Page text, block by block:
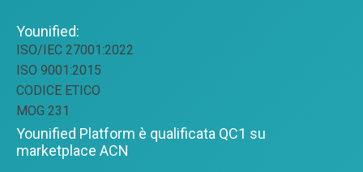
Younified:
ISO/IEC 27001:2022
ISO 9001:2015
CODICE ETICO
MOG 231
Younified Platform è qualificata QC1 su
marketplace ACN